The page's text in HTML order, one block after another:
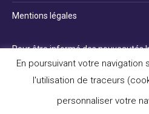
Mentions légales
Pour être informé des nouveautés
la newsletter :
En poursuivant votre
l'utilisation de traceurs
personnaliser votre